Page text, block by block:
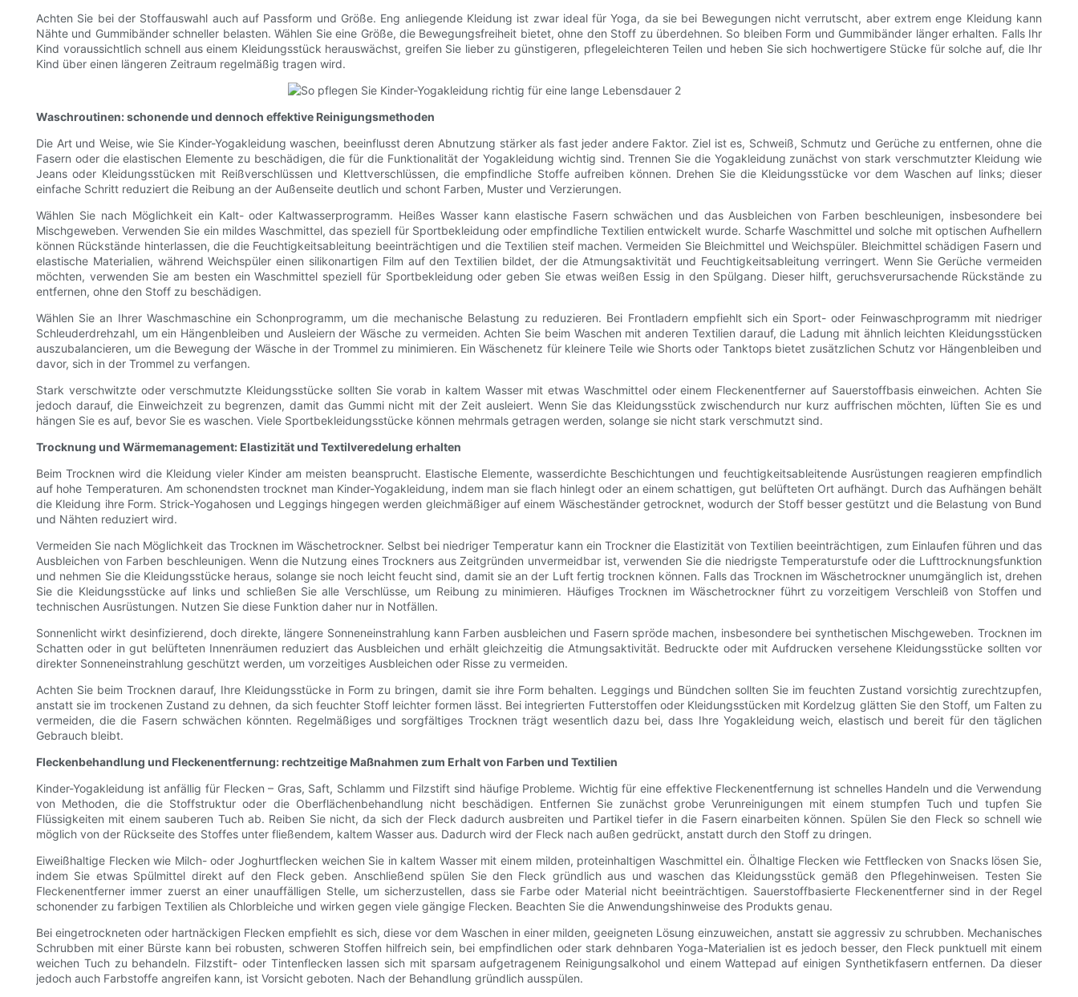
Achten Sie bei der Stoffauswahl auch auf Passform und Größe. Eng anliegende Kleidung ist zwar ideal für Yoga, da sie bei Bewegungen nicht verrutscht, aber extrem enge Kleidung kann
Nähte und Gummibänder schneller belasten. Wählen Sie eine Größe, die Bewegungsfreiheit bietet, ohne den Stoff zu überdehnen. So bleiben Form und Gummibänder länger erhalten. Falls Ihr
Kind voraussichtlich schnell aus einem Kleidungsstück herauswächst, greifen Sie lieber zu günstigeren, pflegeleichteren Teilen und heben Sie sich hochwertigere Stücke für solche auf, die Ihr
Kind über einen längeren Zeitraum regelmäßig tragen wird.
Waschroutinen: schonende und dennoch effektive Reinigungsmethoden
Die Art und Weise, wie Sie Kinder-Yogakleidung waschen, beeinflusst deren Abnutzung stärker als fast jeder andere Faktor. Ziel ist es, Schweiß, Schmutz und Gerüche zu entfernen, ohne die
Fasern oder die elastischen Elemente zu beschädigen, die für die Funktionalität der Yogakleidung wichtig sind. Trennen Sie die Yogakleidung zunächst von stark verschmutzter Kleidung wie
Jeans oder Kleidungsstücken mit Reißverschlüssen und Klettverschlüssen, die empfindliche Stoffe aufreiben können. Drehen Sie die Kleidungsstücke vor dem Waschen auf links; dieser
einfache Schritt reduziert die Reibung an der Außenseite deutlich und schont Farben, Muster und Verzierungen.
Wählen Sie nach Möglichkeit ein Kalt- oder Kaltwasserprogramm. Heißes Wasser kann elastische Fasern schwächen und das Ausbleichen von Farben beschleunigen, insbesondere bei
Mischgeweben. Verwenden Sie ein mildes Waschmittel, das speziell für Sportbekleidung oder empfindliche Textilien entwickelt wurde. Scharfe Waschmittel und solche mit optischen Aufhellern
können Rückstände hinterlassen, die die Feuchtigkeitsableitung beeinträchtigen und die Textilien steif machen. Vermeiden Sie Bleichmittel und Weichspüler. Bleichmittel schädigen Fasern und
elastische Materialien, während Weichspüler einen silikonartigen Film auf den Textilien bildet, der die Atmungsaktivität und Feuchtigkeitsableitung verringert. Wenn Sie Gerüche vermeiden
möchten, verwenden Sie am besten ein Waschmittel speziell für Sportbekleidung oder geben Sie etwas weißen Essig in den Spülgang. Dieser hilft, geruchsverursachende Rückstände zu
entfernen, ohne den Stoff zu beschädigen.
Wählen Sie an Ihrer Waschmaschine ein Schonprogramm, um die mechanische Belastung zu reduzieren. Bei Frontladern empfiehlt sich ein Sport- oder Feinwaschprogramm mit niedriger
Schleuderdrehzahl, um ein Hängenbleiben und Ausleiern der Wäsche zu vermeiden. Achten Sie beim Waschen mit anderen Textilien darauf, die Ladung mit ähnlich leichten Kleidungsstücken
auszubalancieren, um die Bewegung der Wäsche in der Trommel zu minimieren. Ein Wäschenetz für kleinere Teile wie Shorts oder Tanktops bietet zusätzlichen Schutz vor Hängenbleiben und
davor, sich in der Trommel zu verfangen.
Stark verschwitzte oder verschmutzte Kleidungsstücke sollten Sie vorab in kaltem Wasser mit etwas Waschmittel oder einem Fleckenentferner auf Sauerstoffbasis einweichen. Achten Sie
jedoch darauf, die Einweichzeit zu begrenzen, damit das Gummi nicht mit der Zeit ausleiert. Wenn Sie das Kleidungsstück zwischendurch nur kurz auffrischen möchten, lüften Sie es und
hängen Sie es auf, bevor Sie es waschen. Viele Sportbekleidungsstücke können mehrmals getragen werden, solange sie nicht stark verschmutzt sind.
Trocknung und Wärmemanagement: Elastizität und Textilveredelung erhalten
Beim Trocknen wird die Kleidung vieler Kinder am meisten beansprucht. Elastische Elemente, wasserdichte Beschichtungen und feuchtigkeitsableitende Ausrüstungen reagieren empfindlich
auf hohe Temperaturen. Am schonendsten trocknet man Kinder-Yogakleidung, indem man sie flach hinlegt oder an einem schattigen, gut belüfteten Ort aufhängt. Durch das Aufhängen behält
die Kleidung ihre Form. Strick-Yogahosen und Leggings hingegen werden gleichmäßiger auf einem Wäscheständer getrocknet, wodurch der Stoff besser gestützt und die Belastung von Bund
und Nähten reduziert wird.
Vermeiden Sie nach Möglichkeit das Trocknen im Wäschetrockner. Selbst bei niedriger Temperatur kann ein Trockner die Elastizität von Textilien beeinträchtigen, zum Einlaufen führen und das
Ausbleichen von Farben beschleunigen. Wenn die Nutzung eines Trockners aus Zeitgründen unvermeidbar ist, verwenden Sie die niedrigste Temperaturstufe oder die Lufttrocknungsfunktion
und nehmen Sie die Kleidungsstücke heraus, solange sie noch leicht feucht sind, damit sie an der Luft fertig trocknen können. Falls das Trocknen im Wäschetrockner unumgänglich ist, drehen
Sie die Kleidungsstücke auf links und schließen Sie alle Verschlüsse, um Reibung zu minimieren. Häufiges Trocknen im Wäschetrockner führt zu vorzeitigem Verschleiß von Stoffen und
technischen Ausrüstungen. Nutzen Sie diese Funktion daher nur in Notfällen.
Sonnenlicht wirkt desinfizierend, doch direkte, längere Sonneneinstrahlung kann Farben ausbleichen und Fasern spröde machen, insbesondere bei synthetischen Mischgeweben. Trocknen im
Schatten oder in gut belüfteten Innenräumen reduziert das Ausbleichen und erhält gleichzeitig die Atmungsaktivität. Bedruckte oder mit Aufdrucken versehene Kleidungsstücke sollten vor
direkter Sonneneinstrahlung geschützt werden, um vorzeitiges Ausbleichen oder Risse zu vermeiden.
Achten Sie beim Trocknen darauf, Ihre Kleidungsstücke in Form zu bringen, damit sie ihre Form behalten. Leggings und Bündchen sollten Sie im feuchten Zustand vorsichtig zurechtzupfen,
anstatt sie im trockenen Zustand zu dehnen, da sich feuchter Stoff leichter formen lässt. Bei integrierten Futterstoffen oder Kleidungsstücken mit Kordelzug glätten Sie den Stoff, um Falten zu
vermeiden, die die Fasern schwächen könnten. Regelmäßiges und sorgfältiges Trocknen trägt wesentlich dazu bei, dass Ihre Yogakleidung weich, elastisch und bereit für den täglichen
Gebrauch bleibt.
Fleckenbehandlung und Fleckenentfernung: rechtzeitige Maßnahmen zum Erhalt von Farben und Textilien
Kinder-Yogakleidung ist anfällig für Flecken – Gras, Saft, Schlamm und Filzstift sind häufige Probleme. Wichtig für eine effektive Fleckenentfernung ist schnelles Handeln und die Verwendung
von Methoden, die die Stoffstruktur oder die Oberflächenbehandlung nicht beschädigen. Entfernen Sie zunächst grobe Verunreinigungen mit einem stumpfen Tuch und tupfen Sie
Flüssigkeiten mit einem sauberen Tuch ab. Reiben Sie nicht, da sich der Fleck dadurch ausbreiten und Partikel tiefer in die Fasern einarbeiten können. Spülen Sie den Fleck so schnell wie
möglich von der Rückseite des Stoffes unter fließendem, kaltem Wasser aus. Dadurch wird der Fleck nach außen gedrückt, anstatt durch den Stoff zu dringen.
Eiweißhaltige Flecken wie Milch- oder Joghurtflecken weichen Sie in kaltem Wasser mit einem milden, proteinhaltigen Waschmittel ein. Ölhaltige Flecken wie Fettflecken von Snacks lösen Sie,
indem Sie etwas Spülmittel direkt auf den Fleck geben. Anschließend spülen Sie den Fleck gründlich aus und waschen das Kleidungsstück gemäß den Pflegehinweisen. Testen Sie
Fleckenentferner immer zuerst an einer unauffälligen Stelle, um sicherzustellen, dass sie Farbe oder Material nicht beeinträchtigen. Sauerstoffbasierte Fleckenentferner sind in der Regel
schonender zu farbigen Textilien als Chlorbleiche und wirken gegen viele gängige Flecken. Beachten Sie die Anwendungshinweise des Produkts genau.
Bei eingetrockneten oder hartnäckigen Flecken empfiehlt es sich, diese vor dem Waschen in einer milden, geeigneten Lösung einzuweichen, anstatt sie aggressiv zu schrubben. Mechanisches
Schrubben mit einer Bürste kann bei robusten, schweren Stoffen hilfreich sein, bei empfindlichen oder stark dehnbaren Yoga-Materialien ist es jedoch besser, den Fleck punktuell mit einem
weichen Tuch zu behandeln. Filzstift- oder Tintenflecken lassen sich mit sparsam aufgetragenem Reinigungsalkohol und einem Wattepad auf einigen Synthetikfasern entfernen. Da dieser
jedoch auch Farbstoffe angreifen kann, ist Vorsicht geboten. Nach der Behandlung gründlich ausspülen.